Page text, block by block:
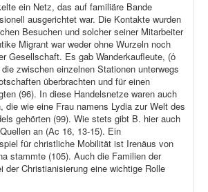
ein Netz, das auf familiäre Bande
ausgerichtet war. Die Kontakte wurden
Besuchen und solcher seiner Mitarbeiter
Migrant war weder ohne Wurzeln noch
Gesellschaft. Es gab Wanderkaufleute, (ὁ
zwischen einzelnen Stationen unterwegs
überbrachten und für einen
(96). In diese Handelsnetze waren auch
die wie eine Frau namens Lydia zur Welt des
gehörten (99). Wie stets gibt B. hier auch
an (Ac 16, 13-15). Ein
für christliche Mobilität ist Irenäus von
stammte (105). Auch die Familien der
der Christianisierung eine wichtige Rolle